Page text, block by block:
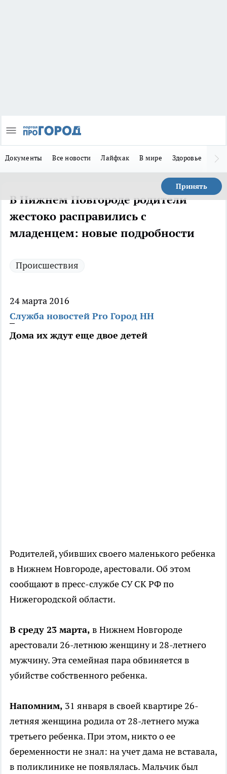
Документы Все новости Лайфхак В мире Здоровье
Принять
В Нижнем Новгороде родители
жестоко расправились с
младенцем: новые подробности
Происшествия
24 марта 2016
Служба новостей Pro Город НН
Дома их ждут еще двое детей
Родителей, убивших своего маленького ребенка
в Нижнем Новгороде, арестовали. Об этом
сообщают в пресс-службе СУ СК РФ по
Нижегородской области.
В среду 23 марта, в Нижнем Новгороде
арестовали 26-летнюю женщину и 28-летнего
мужчину. Эта семейная пара обвиняется в
убийстве собственного ребенка.
Напомним, 31 января в своей квартире 26-
летняя женщина родила от 28-летнего мужа
третьего ребенка. При этом, никто о ее
беременности не знал: на учет дама не вставала,
в поликлинике не появлялась. Мальчик был